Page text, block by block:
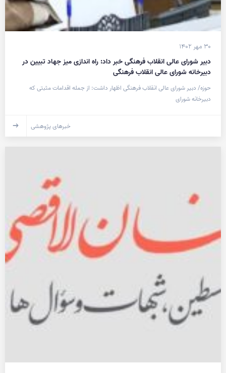
۳۰ مهر ۱۴۰۲
دبیر شورای عالی انقلاب فرهنگی خبر داد: راه اندازی میز جهاد تبیین در
دبیرخانه شورای عالی انقلاب فرهنگی
حوزه/ دبیر شورای عالی انقلاب فرهنگی اظهار داشت: از جمله اقدامات مثبتی که
دبیرخانه شورای
خبرهای پژوهشی